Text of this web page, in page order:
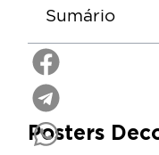
Sumário
Posters